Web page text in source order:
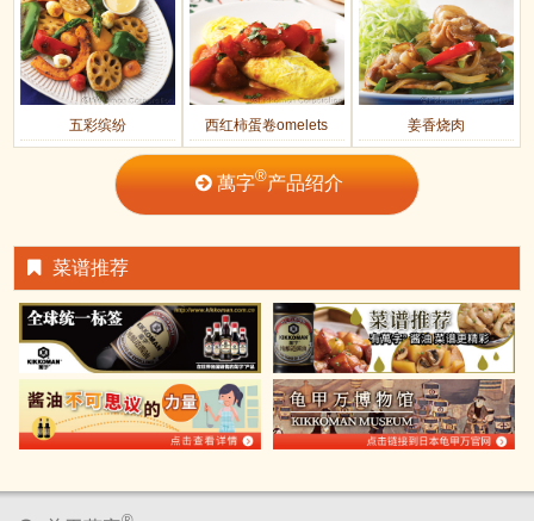
五彩缤纷 西红柿蛋卷omelets 姜香烧肉
萬字®产品绍介
菜谱推荐